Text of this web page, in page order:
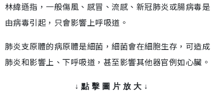
林緯遜指，一般傷風、感冒、流感、新冠肺炎或腸病毒是
由病毒引起，只會影響上呼吸道。
肺炎支原體的病原體是細菌，細菌會在細胞生存，可造成
肺炎和影響上、下呼吸道，甚至影響其他器官例如心臟。
↓ 點 擊 圖 片 放 大 ↓